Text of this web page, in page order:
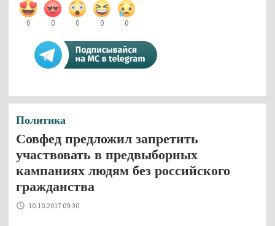
0 0 0 0 0
Политика
Совфед предложил запретить
участвовать в предвыборных
кампаниях людям без российского
гражданства
10.10.2017 09:30